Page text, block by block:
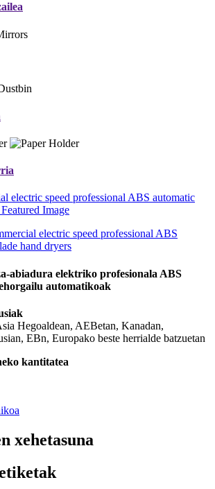
abiadura elektriko profesionala ABS
automatikoak
Hegoaldean, AEBetan, Kanadan,
EBn, Europako beste herrialde batzuetan
kantitatea
xehetasuna